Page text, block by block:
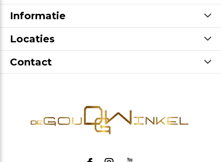
Informatie
Locaties
Contact